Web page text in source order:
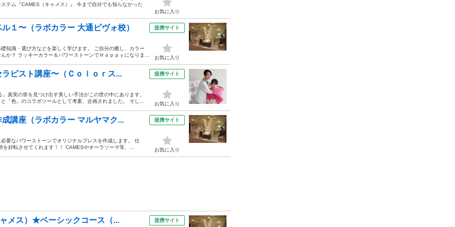
テム『CAMES（キャメス）』 今まで自分でも知らなかった
お気に入り
１〜（ラボカラー 大通ピヴォ校）
知識・選び方などを楽しく学びます。 ご自分の癒し、カラー
か？ ラッキーカラー＆パワーストーンでＨａｐｐｙになりま...
提携サイト
お気に入り
ピスト講座〜（Ｃｏｌｏｒス...
真実の答を見つけ出す美しい手法がこの世の中にあります。
「色」のコラボツールとして考案、企画されました。 そし...
提携サイト
お気に入り
講座（ラボカラー マルヤマク...
要なパワーストーンでオリジナルブレスを作成します。 仕
好転させてくれます！！ CAMESやオーラソーマ等、...
提携サイト
お気に入り
メス）★ベーシックコース（... 提携サイト